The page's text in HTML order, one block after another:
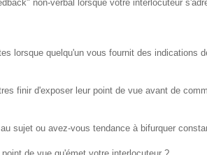
non-verbal lorsque votre interlocuteur
lorsque quelqu'un vous fournit des indications
finir d'exposer leur point de vue avant de
sujet ou avez-vous tendance à bifurquer